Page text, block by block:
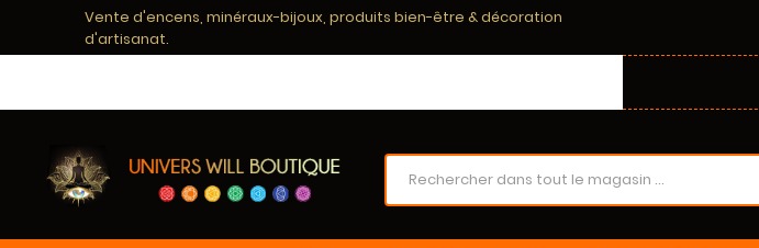
Vente d'encens, minéraux-bijoux, produits bien-être & décoration
d'artisanat.